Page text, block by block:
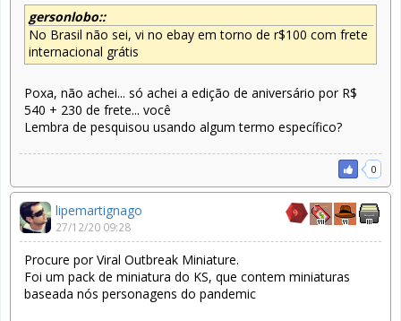
gersonlobo::
No Brasil não sei, vi no ebay em torno de r$100 com frete
internacional grátis
Poxa, não achei... só achei a edição de aniversário por R$
540 + 230 de frete... você
Lembra de pesquisou usando algum termo específico?
0
lipemartignago
27/12/20 09:28
Procure por Viral Outbreak Miniature.
Foi um pack de miniatura do KS, que contem miniaturas
baseada nós personagens do pandemic